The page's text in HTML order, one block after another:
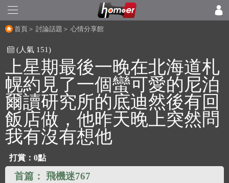
首頁 ＞ 討論話題 ＞ 心情分享館
(人氣 151)
上星期最後一晚在北海道札
幌約見了一個蠻可愛的尼泊
爾讀研究所的底迪然後有回
飯店做，他昨天晚上突然問
我有沒有想他
打賞： 0點
首篇： 飛機迷767